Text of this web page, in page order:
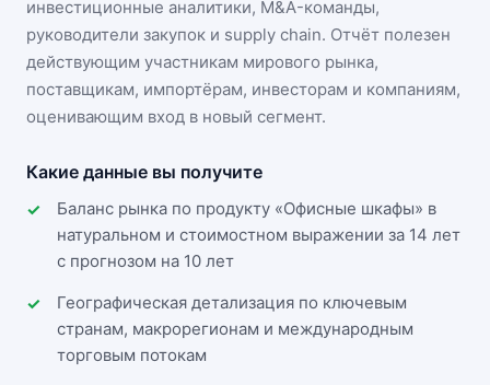
инвестиционные аналитики, M&A-команды,
руководители закупок и supply chain. Отчёт полезен
действующим участникам мирового рынка,
поставщикам, импортёрам, инвесторам и компаниям,
оценивающим вход в новый сегмент.
Какие данные вы получите
Баланс рынка по продукту «Офисные шкафы» в
натуральном и стоимостном выражении за 14 лет
с прогнозом на 10 лет
Географическая детализация по ключевым
странам, макрорегионам и международным
торговым потокам